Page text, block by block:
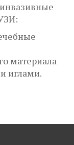
материала
иглами.